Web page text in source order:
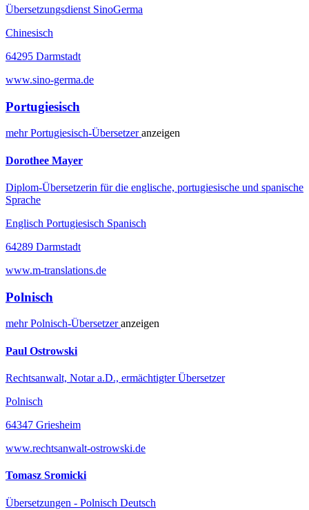
Übersetzungsdienst SinoGerma
Chinesisch
64295 Darmstadt
www.sino-germa.de
Portugiesisch
mehrPortugiesisch-Übersetzeranzeigen
Dorothee Mayer
Diplom-Übersetzerin für die englische, portugiesische und spanische
Sprache
Englisch Portugiesisch Spanisch
64289 Darmstadt
www.m-translations.de
Polnisch
mehrPolnisch-Übersetzeranzeigen
Paul Ostrowski
Rechtsanwalt, Notar a.D., ermächtigter Übersetzer
Polnisch
64347 Griesheim
www.rechtsanwalt-ostrowski.de
Tomasz Sromicki
Übersetzungen - Polnisch Deutsch